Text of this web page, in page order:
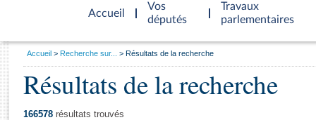
Accueil
d'accueil
Vos
députés
Travaux
parlementaires
Général
Vous
Accueil Recherche sur... Résultats de la recherche
Résultats de la recherche
166578 résultats trouvés